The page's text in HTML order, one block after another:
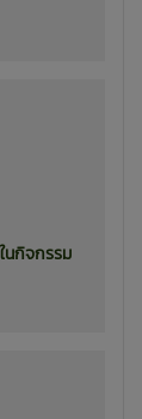
นกิจกรรม